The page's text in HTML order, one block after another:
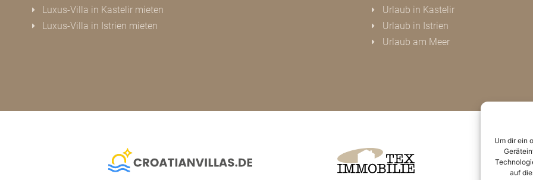
Um dir ein
auf
Luxus-Villa in Kastelir mieten
Luxus-Villa in Istrien mieten
Urlaub in Kastelir
Urlaub in Istrien
Urlaub am Meer